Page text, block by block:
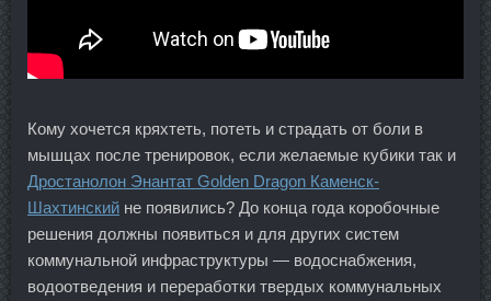
Кому хочется кряхтеть, потеть и страдать от боли в
мышцах после тренировок, если желаемые кубики так и
Дростанолон Энантат Golden Dragon Каменск-
Шахтинский не появились? До конца года коробочные
решения должны появиться и для других систем
коммунальной инфраструктуры — водоснабжения,
водоотведения и переработки твердых коммунальных